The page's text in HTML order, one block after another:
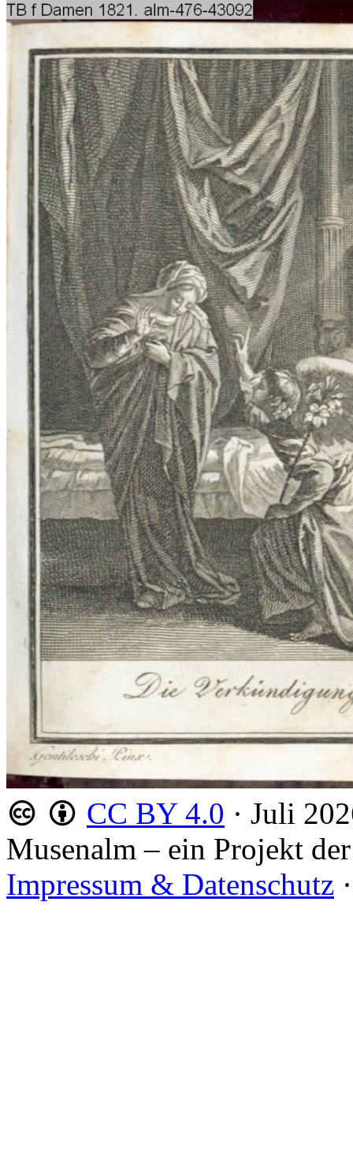
CC BY 4.0 · Juli
Musenalm – ein Projekt der
Impressum & Datenschutz ·